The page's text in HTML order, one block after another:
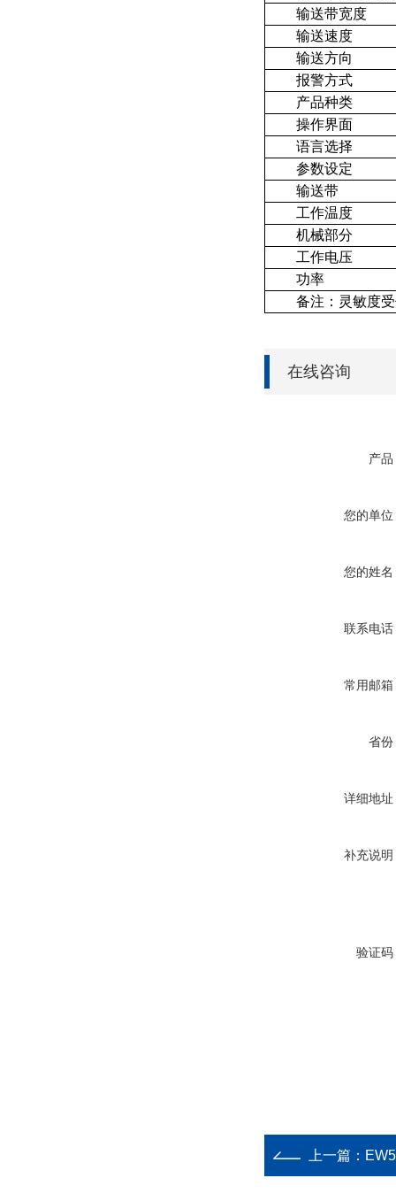
输送带宽度
输送速度
输送方向
报警方式
产品种类
操作界面
语言选择
参数设定
输送带
工作温度
机械部分
工作电压
功率
备注：灵敏度
在线咨询
产品
您的单位
您的姓名
联系电话
常用邮箱
省份
详细地址
补充说明
验证码
上一篇：